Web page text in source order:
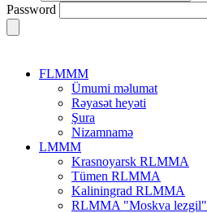
Password
FLMMM
Ümumi məlumat
Rəyasət heyəti
Şura
Nizamnamə
LMMM
Krasnoyarsk RLMMA
Tümen RLMMA
Kaliningrad RLMMA
RLMMA "Moskva lezgil"